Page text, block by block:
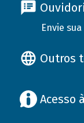
Envie
Outros
Acesso